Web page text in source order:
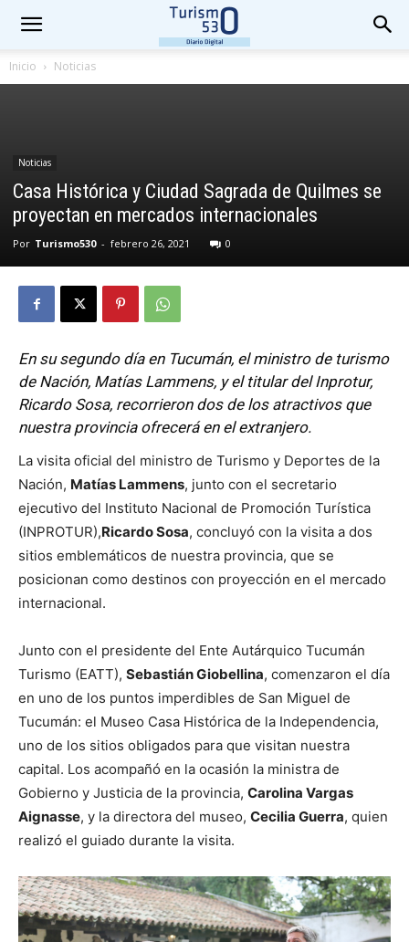
Inicio Noticias
Noticias
Casa Histórica y Ciudad Sagrada de Quilmes se
proyectan en mercados internacionales
Por Turismo530 - febrero 26, 2021 0
En su segundo día en Tucumán, el ministro de turismo
de Nación, Matías Lammens, y el titular del Inprotur,
Ricardo Sosa, recorrieron dos de los atractivos que
nuestra provincia ofrecerá en el extranjero.
La visita oficial del ministro de Turismo y Deportes de la
Nación, Matías Lammens, junto con el secretario
ejecutivo del Instituto Nacional de Promoción Turística
(INPROTUR),Ricardo Sosa, concluyó con la visita a dos
sitios emblemáticos de nuestra provincia, que se
posicionan como destinos con proyección en el mercado
internacional.
Junto con el presidente del Ente Autárquico Tucumán
Turismo (EATT), Sebastián Giobellina, comenzaron el día
en uno de los puntos imperdibles de San Miguel de
Tucumán: el Museo Casa Histórica de la Independencia,
uno de los sitios obligados para que visitan nuestra
capital. Los acompañó en la ocasión la ministra de
Gobierno y Justicia de la provincia, Carolina Vargas
Aignasse, y la directora del museo, Cecilia Guerra, quien
realizó el guiado durante la visita.